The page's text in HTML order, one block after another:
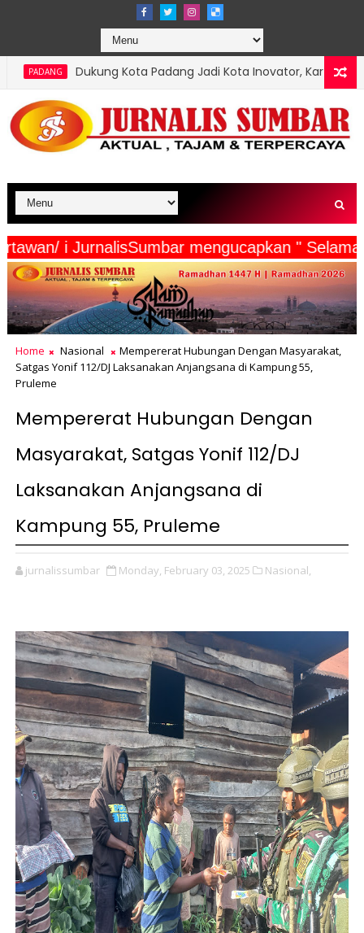
Kota Padang Jadi Kota Inovator, Kartu Registrasi Kesenian
Wartawan/ i JurnalisSumbar mengucapkan "
Home Nasional
Mempererat Hubungan Dengan Masyarakat,
Satgas Yonif 112/DJ Laksanakan Anjangsana di Kampung 55,
Pruleme
Mempererat Hubungan Dengan
Masyarakat, Satgas Yonif 112/DJ
Laksanakan Anjangsana di
Kampung 55, Pruleme
jurnalissumbar Monday, February 03, 2025 Nasional,